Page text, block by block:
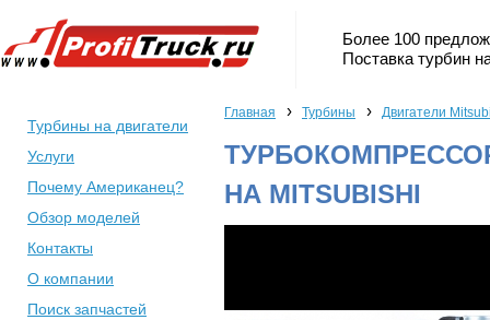
Более 100
Поставка турбин
Турбины на двигатели
Услуги
Почему Американец?
Обзор моделей
Контакты
О компании
Поиск запчастей
Главная › Турбины › Двигатели
ТУРБОКОМПРЕССОР
НА MITSUBISHI